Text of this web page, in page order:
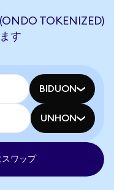
TOKENIZED)
す
BIDUON
UNHON
ワップ